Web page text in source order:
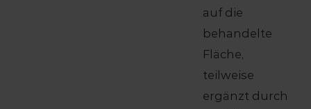
auf die
behandelte
Fläche,
teilweise
ergänzt durch